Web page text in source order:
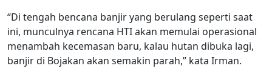
“Di tengah bencana banjir yang berulang seperti saat
ini, munculnya rencana HTI akan memulai operasional
menambah kecemasan baru, kalau hutan dibuka lagi,
banjir di Bojakan akan semakin parah,” kata Irman.